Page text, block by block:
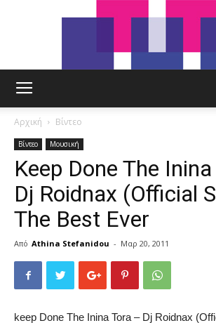
Αρχική Βίντεο
Βίντεο Μουσική
Keep Done The
Dj Roidnax (Official
The Best Ever
Από Athina Stefanidou - Μαρ 20, 2011
keep Done The Inina Tora – Dj Roidnax